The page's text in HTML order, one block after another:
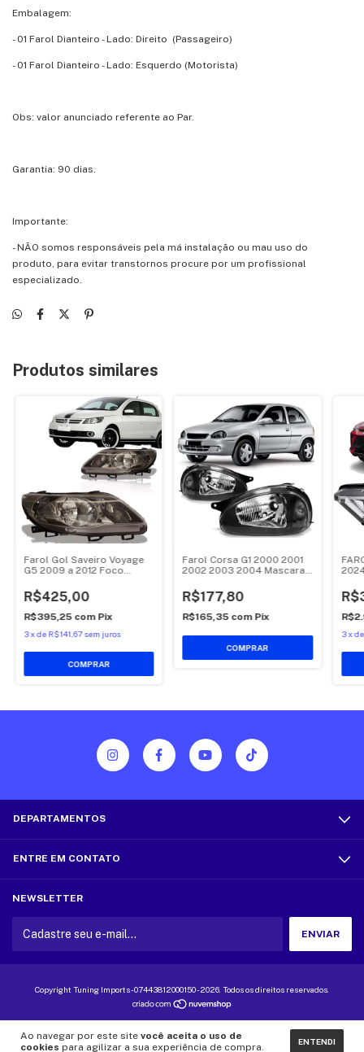
Ao navegar por este site você aceita o uso de
cookies para agilizar a sua experiência de compra. ENTENDI
Embalagem:
- 01 Farol Dianteiro - Lado: Direito (Passageiro)
- 01 Farol Dianteiro - Lado: Esquerdo (Motorista)
Obs: valor anunciado referente ao Par.
Garantia: 90 dias.
Importante:
- NÃO somos responsáveis pela má instalação ou mau uso do
produto, para evitar transtornos procure por um profissional
especializado.
Produtos similares
Farol Gol Saveiro Voyage
G5 2009 a 2012 Foco
R$425,00
R$395,25 com Pix
3 xdeR$141,67 sem juros
COMPRAR
Farol Corsa G1 2000 2001
2002 2003 2004 Mascara
R$177,80
R$165,35 com Pix
COMPRAR
3 x
DEPARTAMENTOS
ENTRE EM CONTATO
NEWSLETTER
Copyright Tuning Imports - 07443812000150 - 2026. Todos os direitos reservados.